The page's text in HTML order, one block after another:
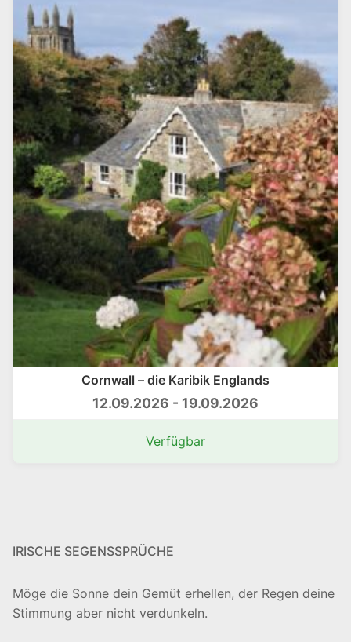
Cornwall – die Karibik Englands
12.09.2026 - 19.09.2026
Verfügbar
IRISCHE SEGENSSPRÜCHE
Möge die Sonne dein Gemüt erhellen, der Regen deine
Stimmung aber nicht verdunkeln.